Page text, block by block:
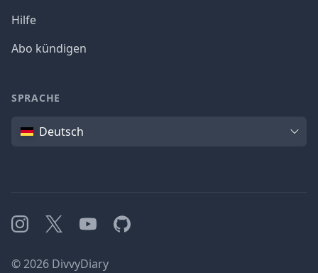
Hilfe
Abo kündigen
SPRACHE
SpracheDeutsch
Instagram
X YouTubeGitHub
©2026 DivvyDiary